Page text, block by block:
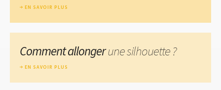
EN SAVOIR PLUS
Comment allongerune silhouette ?
EN SAVOIR PLUS